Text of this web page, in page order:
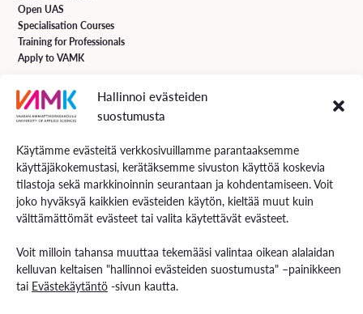
Hallinnoi evästeiden
suostumusta
Käytämme evästeitä verkkosivuillamme parantaaksemme
käyttäjäkokemustasi, kerätäksemme sivuston käyttöä koskevia
tilastoja sekä markkinoinnin seurantaan ja kohdentamiseen. Voit
joko hyväksyä kaikkien evästeiden käytön, kieltää muut kuin
välttämättömät evästeet tai valita käytettävät evästeet.
Voit milloin tahansa muuttaa tekemääsi valintaa oikean alalaidan
kelluvan keltaisen "hallinnoi evästeiden suostumusta" –painikkeen
tai Evästekäytäntö -sivun kautta.
Open UAS
Specialisation Courses
Training for Professionals
Apply to VAMK
VAMK Services
Services for Business
Services for students
Energiaa online newspaper
Contact us and visiting hours
Staff Search
EXAM – electronic exam